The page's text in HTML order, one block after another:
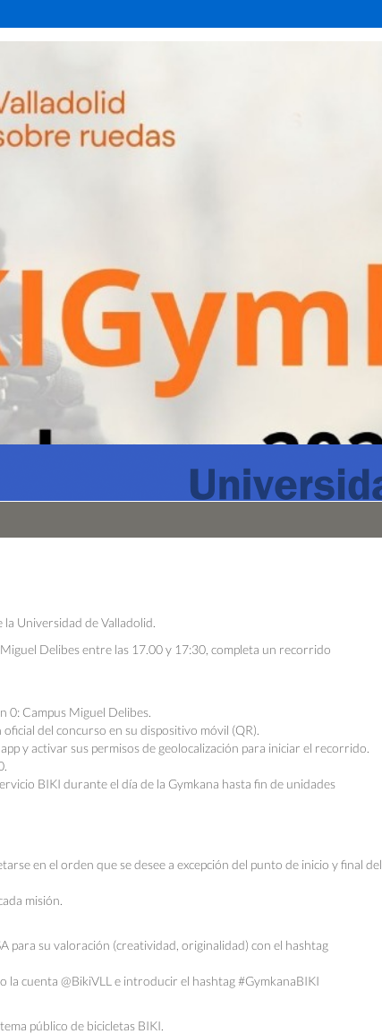
Universidad de Valladolid.
Delibes entre las 17.00 y 17:30, completa un recorrido
0: Campus Miguel Delibes.
del concurso en su dispositivo móvil (QR).
y activar sus permisos de geolocalización para iniciar el recorrido.
BIKI durante el día de la Gymkana hasta fin de unidades
en el orden que se desee a excepción del punto de inicio y final del
misión.
para su valoración (creatividad, originalidad) con el hashtag
la cuenta @BikiVLL e introducir el hashtag #GymkanaBIKI
público de bicicletas BIKI.